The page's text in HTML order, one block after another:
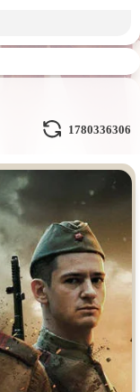
movies
и Демоны
нареальных
Гоблина
Кураж-Бамбей
жестокость
1780336306